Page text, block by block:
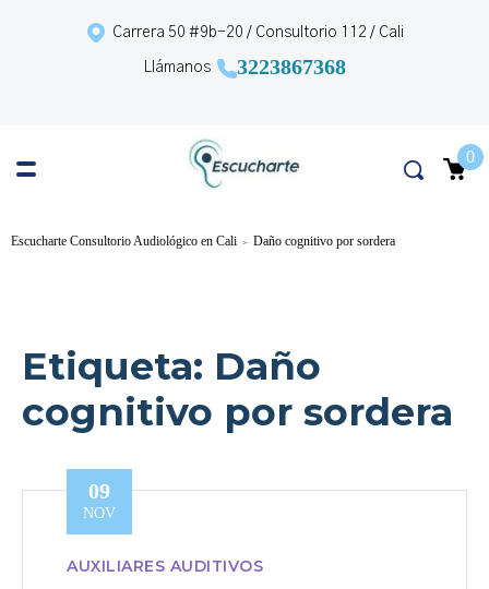
Carrera 50 #9b-20 / Consultorio 112 / Cali
Llámanos 3223867368
0
Escucharte Consultorio Audiológico en Cali > Daño cognitivo por sordera
Etiqueta: Daño
cognitivo por sordera
09
NOV
AUXILIARES AUDITIVOS